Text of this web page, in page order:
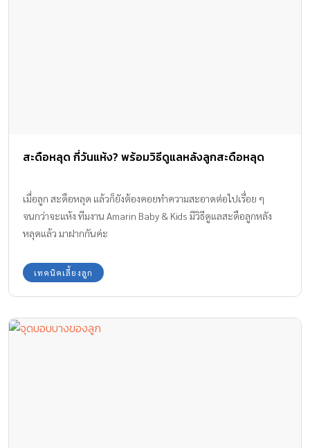
ลักษณะที่เป็นซอกทำให้เกิดการอับชื้นได้ง่าย เชื้อรา ยีสต์ และเชื้อ
สะดือหลุด กี่วันแห้ง? พร้อมวิธีดูแลหลังลูกสะดือหลุด
เมื่อลูก สะดือหลุด แล้วก็ยังต้องคอยทำความสะอาดต่อไปเรื่อย ๆ
จนกว่าจะแห้ง ทีมงาน Amarin Baby & Kids มีวิธีดูแลสะดือลูกหลัง
หลุดแล้ว มาฝากกันค่ะ
เทคนิคเลี้ยงลูก